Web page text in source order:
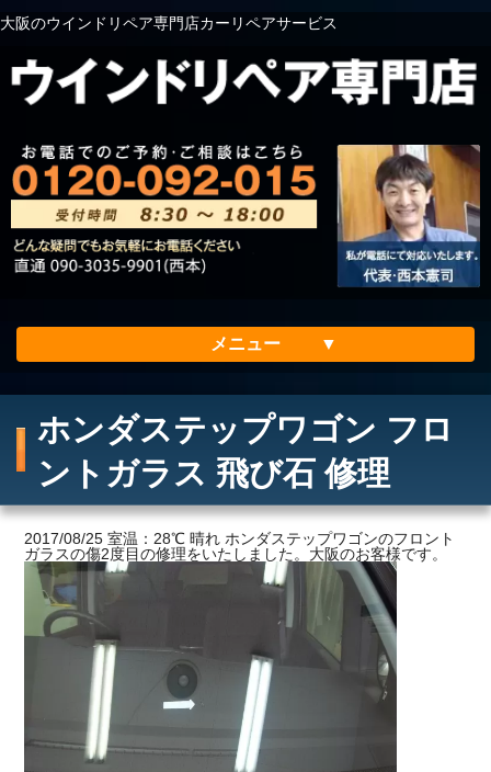
大阪のウインドリペア専門店カーリペアサービス
メニュー
会社案内
メリット
ご利用の流れ
価格
ホンダステップワゴン フロ
ントガラス 飛び石 修理
2017/08/25 室温：28℃ 晴れ ホンダステップワゴンのフロント
ガラスの傷2度目の修理をいたしました。大阪のお客様です。